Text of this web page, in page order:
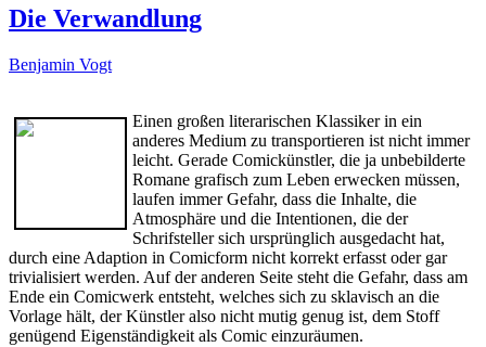
Die Verwandlung
Benjamin Vogt
Einen großen literarischen Klassiker in ein
anderes Medium zu transportieren ist nicht immer
leicht. Gerade Comickünstler, die ja unbebilderte
Romane grafisch zum Leben erwecken müssen,
laufen immer Gefahr, dass die Inhalte, die
Atmosphäre und die Intentionen, die der
Schrifsteller sich ursprünglich ausgedacht hat,
durch eine Adaption in Comicform nicht korrekt erfasst oder gar
trivialisiert werden. Auf der anderen Seite steht die Gefahr, dass am
Ende ein Comicwerk entsteht, welches sich zu sklavisch an die
Vorlage hält, der Künstler also nicht mutig genug ist, dem Stoff
genügend Eigenständigkeit als Comic einzuräumen.